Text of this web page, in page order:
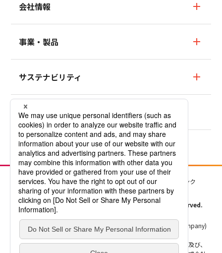
会社情報
パーパス・ビジョン・コアバリュー
会社概要
沿革
拠点
Company Profile
事業・製品
フッ素樹脂テフロン™塗料事業・製品
フッ素樹脂テフロン™
フッ素樹脂テフロン™塗料
低分子量PTFE（添加剤）
フッ素ケミカル事業・製品
冷媒
特殊溶剤
発泡剤
消火剤
サステナビリティ
サステナビリティTOP
トップメッセージ
サステナビリティの考え方と基本方針
レスポンシブルケア
社会活動
持続可能な調達
ニュース
採用情報
個人情報保護方針 サイトのご利用について 関連リンク
©三井･ケマーズ フロロプロダクツ株式会社 All Rights Reserved.
™表示のあるすべての製品は、米国ケマーズ社 (The Chemours Company)
の商標です。
弊社は米国ケマーズ社のライセンス契約を受け、フッ素樹脂製品、及び、